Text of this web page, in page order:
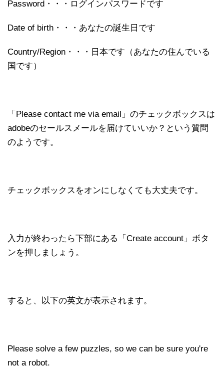
Password・・・ログインパスワードです
Date of birth・・・あなたの誕生日です
Country/Region・・・日本です（あなたの住んでいる
国です）
「Please contact me via email」のチェックボックスは
adobeのセールスメールを届けていいか？という質問
のようです。
チェックボックスをオンにしなくても大丈夫です。
入力が終わったら下部にある「Create account」ボタ
ンを押しましょう。
すると、以下の英文が表示されます。
Please solve a few puzzles, so we can be sure you're
not a robot.